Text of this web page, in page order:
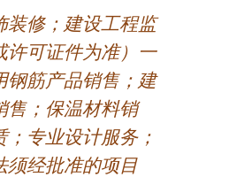
装修；建设工程监
许可证件为准）一
钢筋产品销售；建
售；保温材料销
专业设计服务；
须经批准的项目